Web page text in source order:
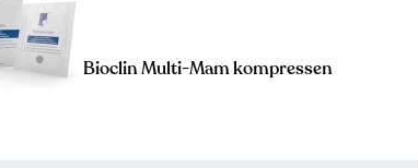
Bioclin Multi-Mam kompressen